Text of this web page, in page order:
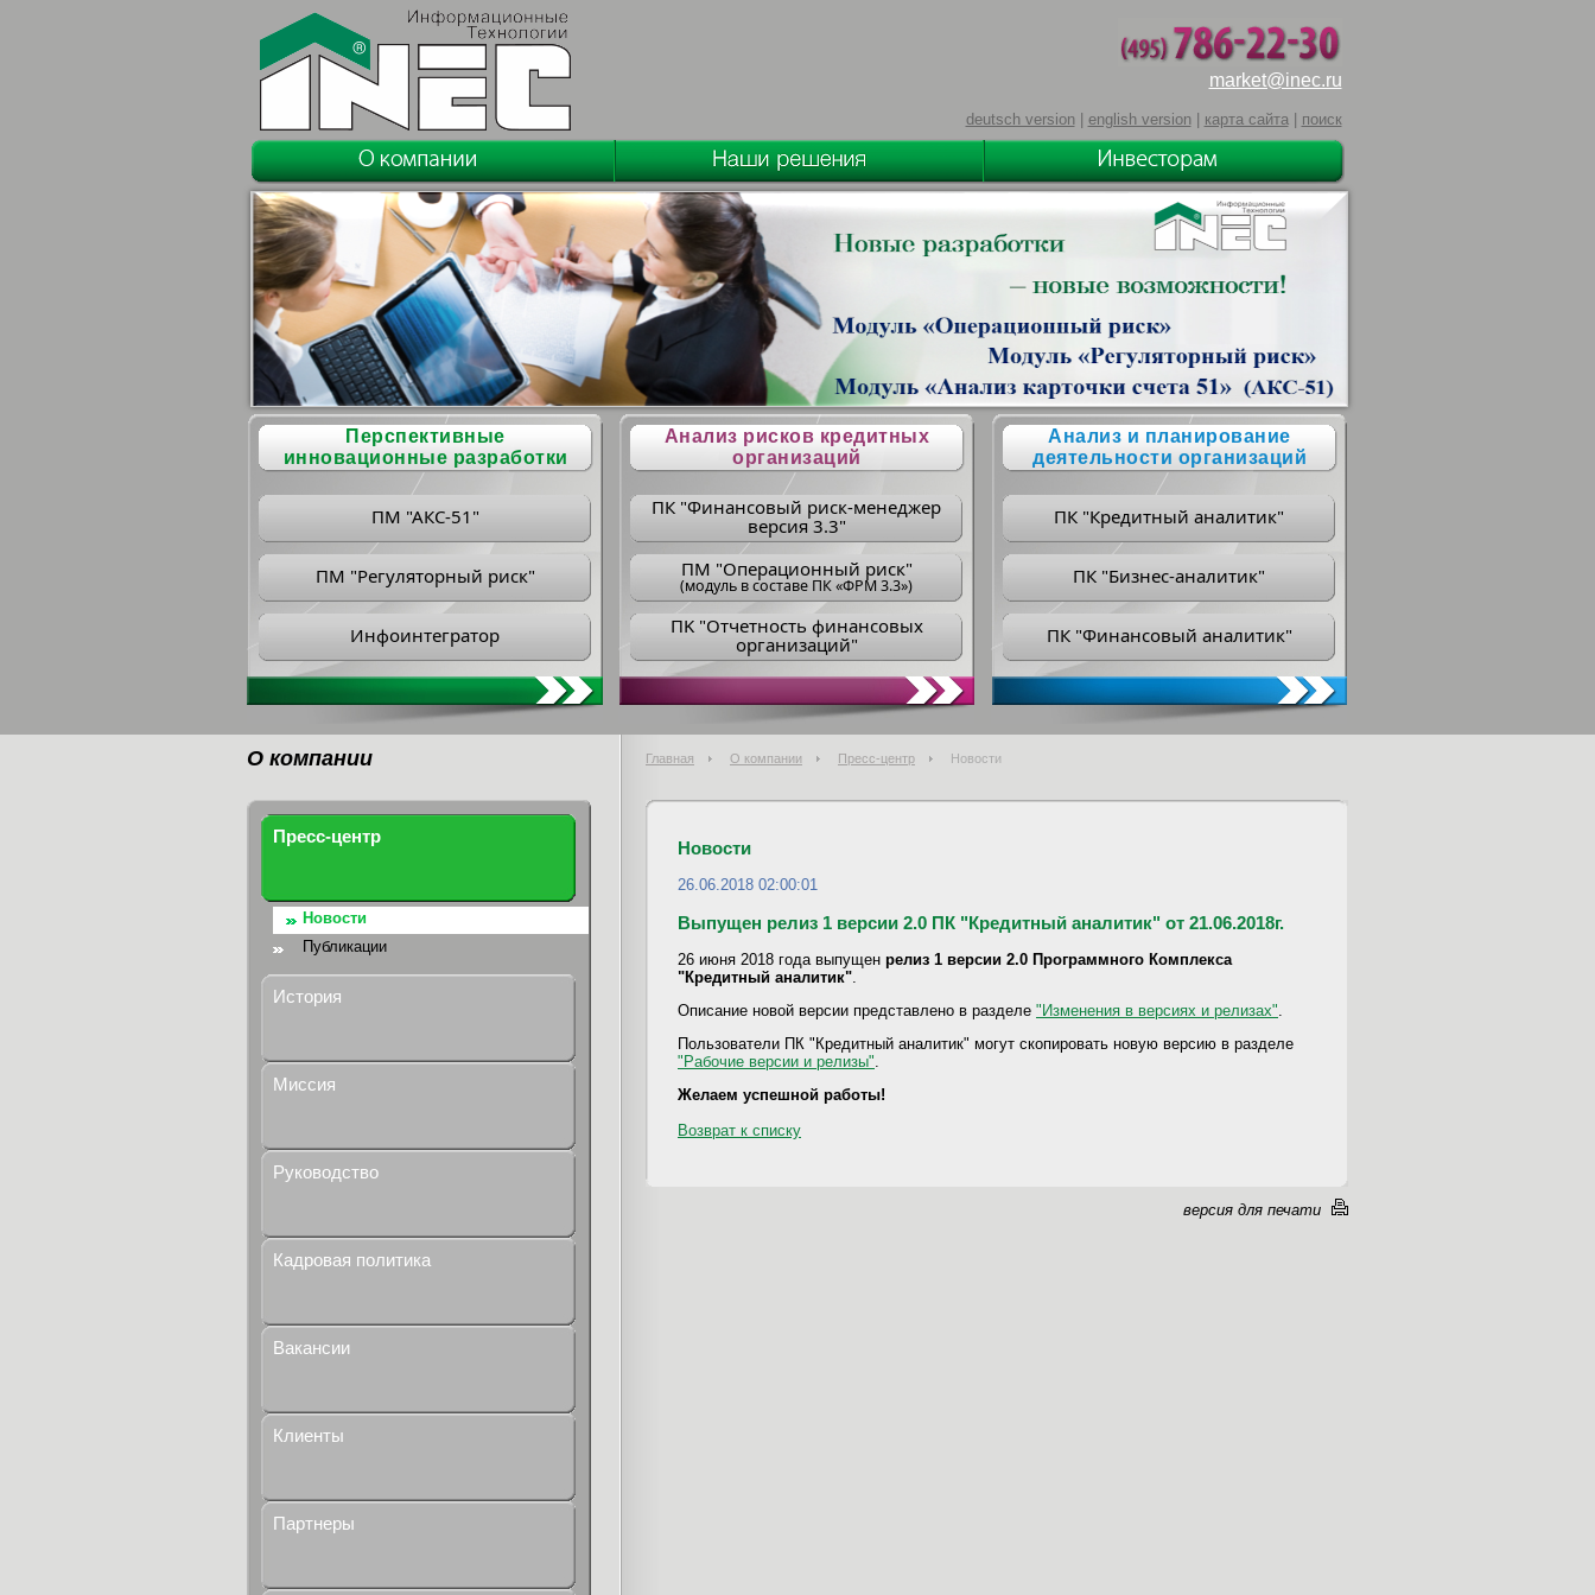
market@inec.ru
deutsch version| english version| карта сайта| поиск
Перспективные
инновационные разработки
ПМ "АКС-51"
ПМ "Регуляторный риск"
Инфоинтегратор
Анализ рисков кредитных
организаций
ПК "Финансовый риск-менеджер
версия 3.3"
ПM "Операционный риск"
(модуль в составе ПК «ФРМ 3.3»)
ПK "Отчетность финансовых
организаций"
Анализ и планирование
деятельности организаций
ПК "Кредитный аналитик"
ПК "Бизнес-аналитик"
ПК "Финансовый аналитик"
О компании Главная О компании Пресс-центр Новости
Пресс-центр
Новости
Публикации
История
Миссия
Руководство
Кадровая политика
Вакансии
Клиенты
Партнеры
Новости
26.06.2018 02:00:01
Выпущен релиз 1 версии 2.0 ПК "Кредитный аналитик" от 21.06.2018г.
26 июня 2018 года выпущен релиз 1 версии 2.0 Программного Комплекса
"Кредитный аналитик"
Описание новой версии представлено в разделе "Изменения в версиях и релизах"
Пользователи ПК "Кредитный аналитик" могут скопировать новую версию в разделе
"Рабочие версии и релизы"
Желаем успешной работы!
Возврат к списку
версия для печати